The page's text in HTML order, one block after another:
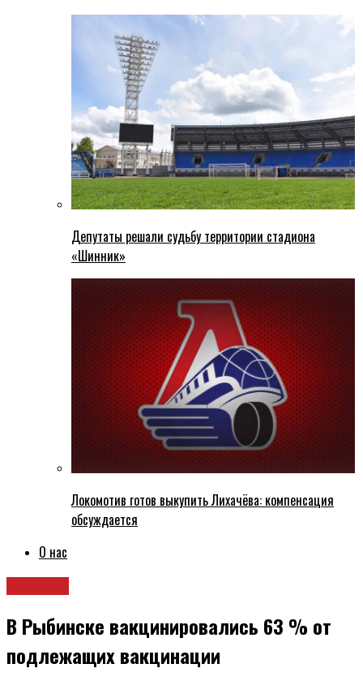
Депутаты решали судьбу территории стадиона
«Шинник»
Локомотив готов выкупить Лихачёва: компенсация
обсуждается
О нас
В Рыбинске вакцинировались 63 % от
подлежащих вакцинации